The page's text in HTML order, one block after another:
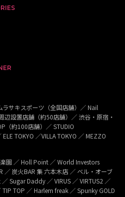
サキスポーツ（全国店舗）／ Nail
辺設置店舗（約50店舗）／ 渋谷・原宿・
（約100店舗）／ STUDIO
TOKYO ／VILLA TOKYO ／ MEZZO
園 ／ Holl Point ／ World Investors
／ 炭火BAR 集 六本木店 ／ ベル・オーブ
Sugar Daddy ／ VIRUS ／ VIRTUS2 ／
TOP ／ Harlem freak ／ Spunky GOLD